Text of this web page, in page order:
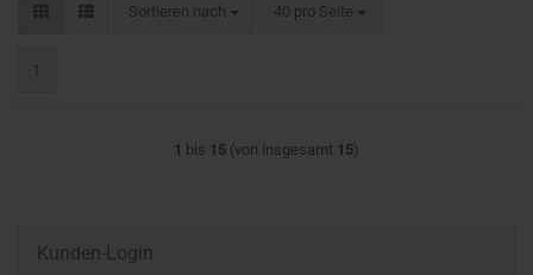
Sortieren nach
Sortieren nach 40 pro Seite
pro Seite
1 bis 15 (von insgesamt 15)
Kunden-Login